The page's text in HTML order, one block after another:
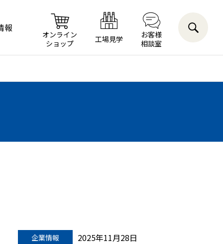
報
オンライン
ショップ
工場見学
お客様
相談室
企業情報 2025年11月28日